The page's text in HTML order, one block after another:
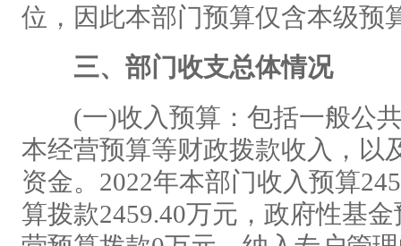
位，因此本部门预算仅含本级预
三、部门收支总体情况
(一)收入预算：包括一般公共
本经营预算等财政拨款收入，以
资金。2022年本部门收入预算
算拨款2459.40万元，政府性基